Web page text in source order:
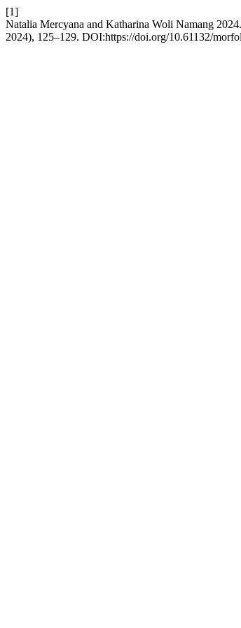
[1]
Natalia Mercyana and Katharina Woli Namang
2024), 125–129. DOI:https://doi.org/10.61132/